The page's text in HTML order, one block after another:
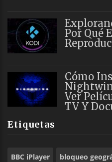
Por Qué
Cómo
Ver
TV Y
Etiquetas
BBC iPlayer bloqueo